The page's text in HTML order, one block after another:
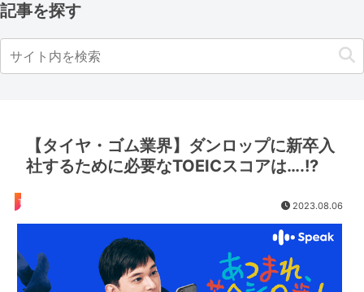
記事を探す
【タイヤ・ゴム業界】ダンロップに新卒入
社するために必要なTOEICスコアは….!?
TOEIC 2023.08.06